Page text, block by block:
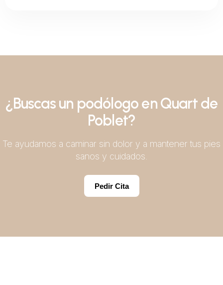
¿Buscas un podólogo en Quart de
Poblet?
Te ayudamos a caminar sin dolor y a mantener tus pies
sanos y cuidados.
Pedir Cita
Pedir Cita